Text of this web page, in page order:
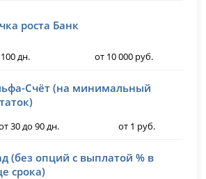
роста Банк
100 дн. от 10 000 руб.
Счёт (на минимальный
30 до 90 дн. от 1 руб.
(без опций с выплатой % в
срока)